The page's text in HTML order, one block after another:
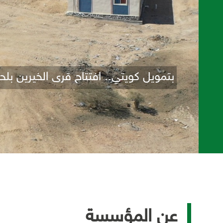
بتمويل كويتي.. افتتاح قرى الخيرين
عن المؤسسة